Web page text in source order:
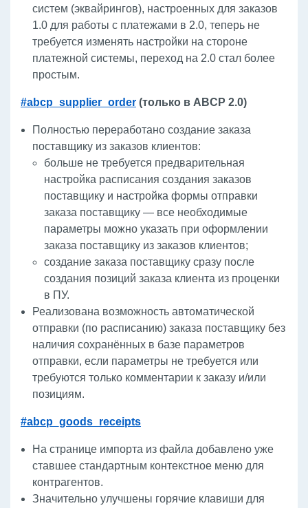
систем (эквайрингов), настроенных для заказов
1.0 для работы с платежами в 2.0, теперь не
требуется изменять настройки на стороне
платежной системы, переход на 2.0 стал более
простым.
#abcp_supplier_order (только в ABCP 2.0)
Полностью переработано создание заказа
поставщику из заказов клиентов:
больше не требуется предварительная
настройка расписания создания заказов
поставщику и настройка формы отправки
заказа поставщику — все необходимые
параметры можно указать при оформлении
заказа поставщику из заказов клиентов;
создание заказа поставщику сразу после
создания позиций заказа клиента из проценки
в ПУ.
Реализована возможность автоматической
отправки (по расписанию) заказа поставщику без
наличия сохранённых в базе параметров
отправки, если параметры не требуется или
требуются только комментарии к заказу и/или
позициям.
#abcp_goods_receipts
На странице импорта из файла добавлено уже
ставшее стандартным контекстное меню для
контрагентов.
Значительно улучшены горячие клавиши для